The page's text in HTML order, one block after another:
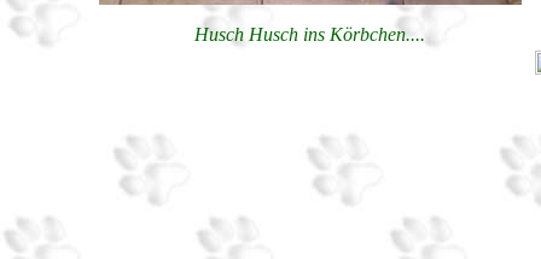
Husch Husch ins Körbchen....